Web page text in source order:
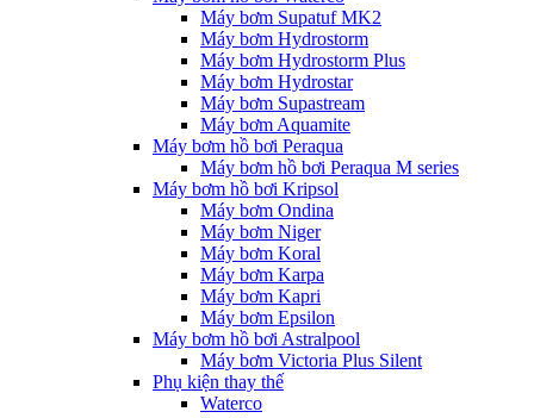
Máy bơm Supatuf MK2
Máy bơm Hydrostorm
Máy bơm Hydrostorm Plus
Máy bơm Hydrostar
Máy bơm Supastream
Máy bơm Aquamite
Máy bơm hồ bơi Peraqua
Máy bơm hồ bơi Peraqua M series
Máy bơm hồ bơi Kripsol
Máy bơm Ondina
Máy bơm Niger
Máy bơm Koral
Máy bơm Karpa
Máy bơm Kapri
Máy bơm Epsilon
Máy bơm hồ bơi Astralpool
Máy bơm Victoria Plus Silent
Phụ kiện thay thế
Waterco